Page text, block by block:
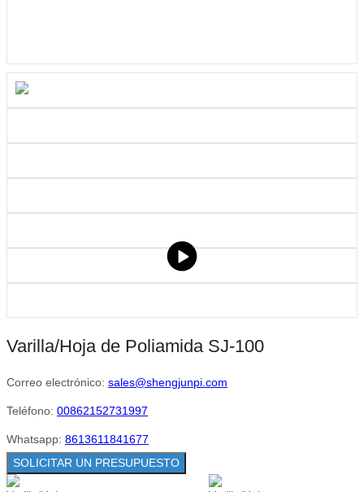
Varilla/Hoja de Poliamida SJ-100
Correo electrónico: sales@shengjunpi.com
Teléfono: 00862152731997
Whatsapp: 8613611841677
SOLICITAR UN PRESUPUESTO